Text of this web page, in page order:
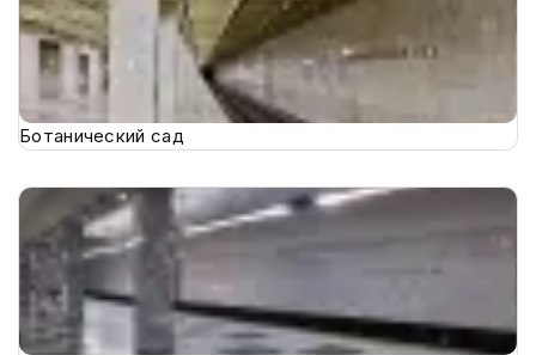
Ботанический сад